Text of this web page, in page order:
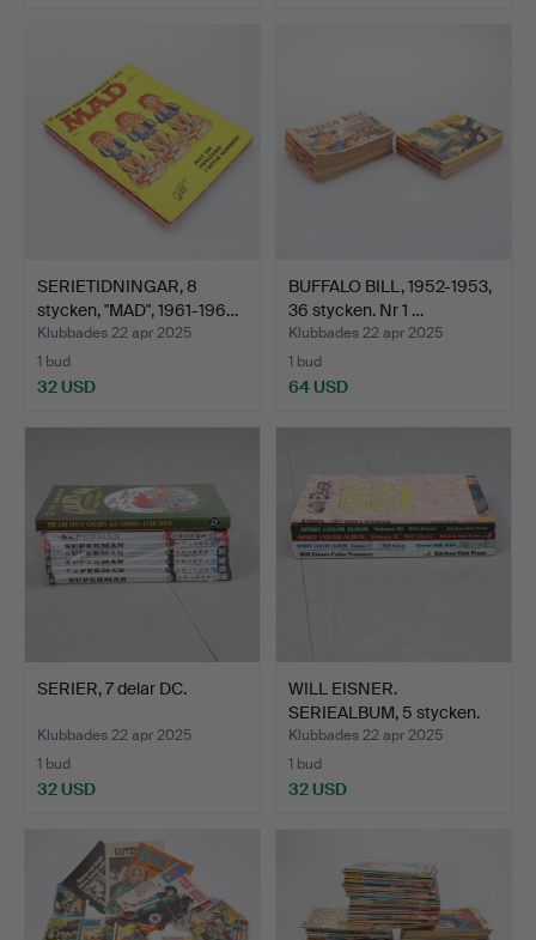
SERIETIDNINGAR, 8
stycken, "MAD", 1961-196…
Klubbades 22 apr 2025
1 bud
32 USD
BUFFALO BILL, 1952-1953,
36 stycken. Nr 1 …
Klubbades 22 apr 2025
1 bud
64 USD
SERIER, 7 delar DC.
Klubbades 22 apr 2025
1 bud
32 USD
WILL EISNER.
SERIEALBUM, 5 stycken.
Klubbades 22 apr 2025
1 bud
32 USD